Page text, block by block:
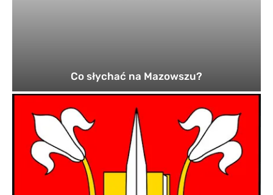
Co słychać na Mazowszu?